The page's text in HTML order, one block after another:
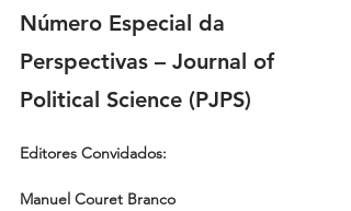
Número Especial da
Perspectivas – Journal of
Political Science (PJPS)
Editores Convidados:
Manuel Couret Branco